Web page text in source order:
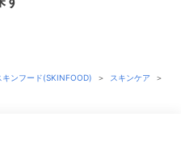
キンフード(SKINFOOD) ＞ スキンケア
＞